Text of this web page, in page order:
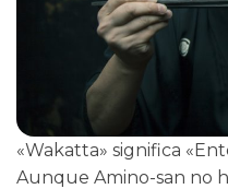
«Wakatta» significa
Aunque Amino-san no